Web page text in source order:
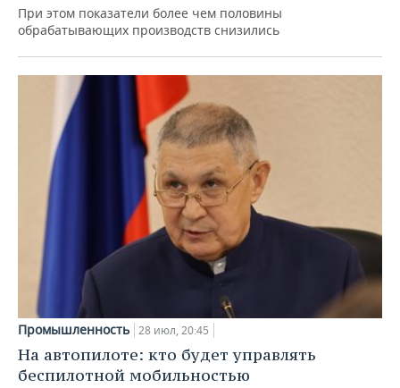
При этом показатели более чем половины
обрабатывающих производств снизились
Промышленность 28 июл, 20:45
На автопилоте: кто будет управлять
беспилотной мобильностью